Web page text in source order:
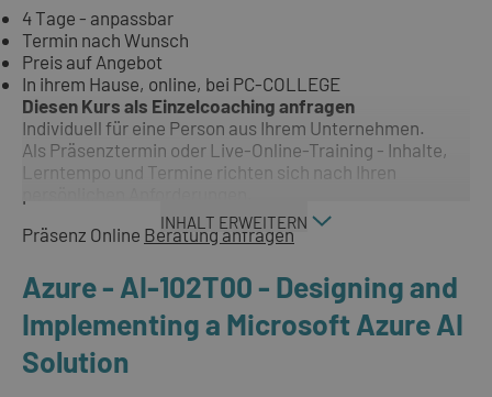
4 Tage - anpassbar
Termin nach Wunsch
Preis auf Angebot
In ihrem Hause, online, bei PC-COLLEGE
Diesen Kurs als Einzelcoaching anfragen
Individuell für eine Person aus Ihrem Unternehmen.
Als Präsenztermin oder Live-Online-Training - Inhalte,
Lerntempo und Termine richten sich nach Ihren
INHALT ERWEITERN
Präsenz Online Beratung anfragen
Azure - AI-102T00 - Designing and
Implementing a Microsoft Azure AI
Solution